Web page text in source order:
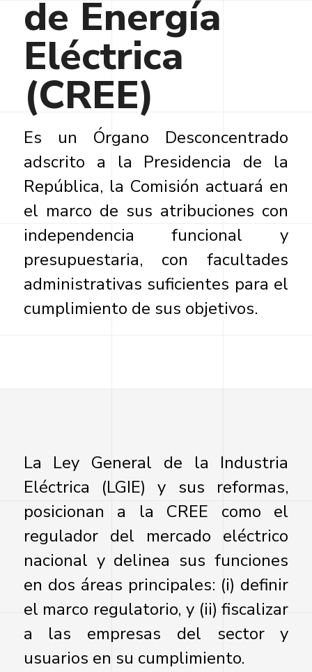
de Energía
Eléctrica
(CREE)
Es un Órgano Desconcentrado
adscrito a la Presidencia de la
República, la Comisión actuará en
el marco de sus atribuciones con
independencia funcional y
presupuestaria, con facultades
administrativas suficientes para el
cumplimiento de sus objetivos.
La Ley General de la Industria
Eléctrica (LGIE) y sus reformas,
posicionan a la CREE como el
regulador del mercado eléctrico
nacional y delinea sus funciones
en dos áreas principales: (i) definir
el marco regulatorio, y (ii) fiscalizar
a las empresas del sector y
usuarios en su cumplimiento.